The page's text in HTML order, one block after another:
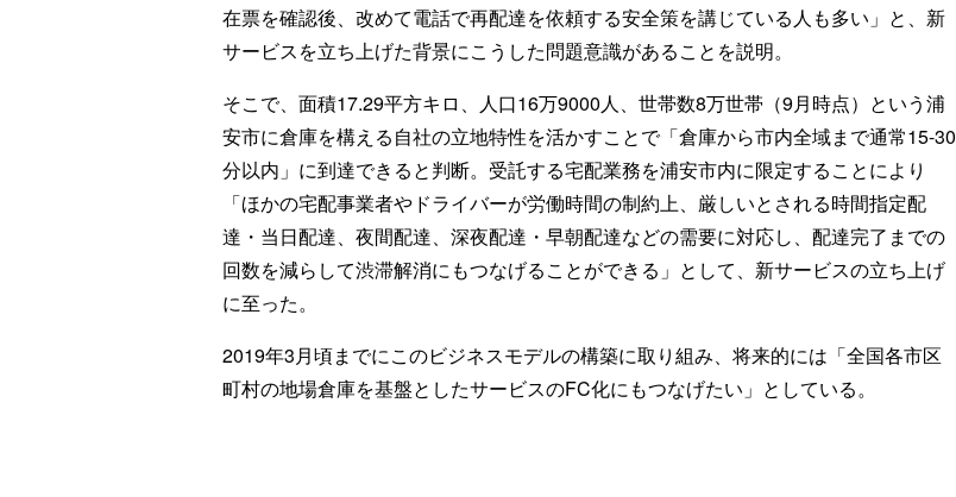
在票を確認後、改めて電話で再配達を依頼する安全策を講じている人も多い」と、新
サービスを立ち上げた背景にこうした問題意識があることを説明。
そこで、面積17.29平方キロ、人口16万9000人、世帯数8万世帯（9月時点）という浦
安市に倉庫を構える自社の立地特性を活かすことで「倉庫から市内全域まで通常15-30
分以内」に到達できると判断。受託する宅配業務を浦安市内に限定することにより
「ほかの宅配事業者やドライバーが労働時間の制約上、厳しいとされる時間指定配
達・当日配達、夜間配達、深夜配達・早朝配達などの需要に対応し、配達完了までの
回数を減らして渋滞解消にもつなげることができる」として、新サービスの立ち上げ
に至った。
2019年3月頃までにこのビジネスモデルの構築に取り組み、将来的には「全国各市区
町村の地場倉庫を基盤としたサービスのFC化にもつなげたい」としている。